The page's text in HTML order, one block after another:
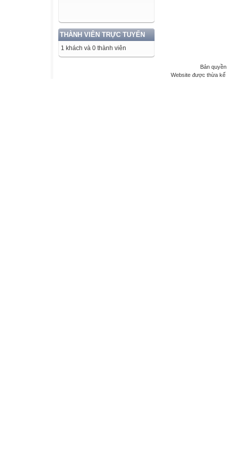
THÀNH VIÊN TRỰC TUYẾN
1 khách và 0 thành viên
Bản
Website được thừa